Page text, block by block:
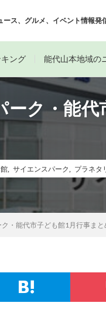
ス、グルメ、イベント情報発
ング 能代山本地域の
ク・能代
サイエンスパーク プラネタ
・能代市子ども館1月行事まと